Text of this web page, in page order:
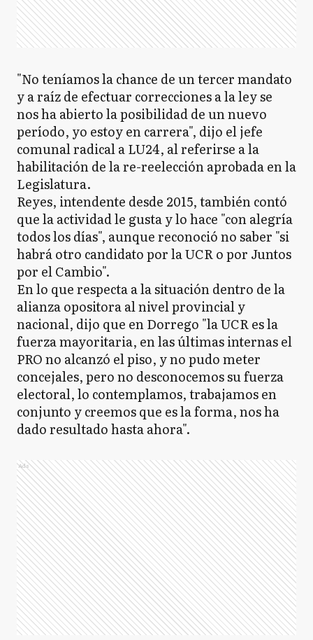
"No teníamos la chance de un tercer mandato
y a raíz de efectuar correcciones a la ley se
nos ha abierto la posibilidad de un nuevo
período, yo estoy en carrera", dijo el jefe
comunal radical a LU24, al referirse a la
habilitación de la re-reelección aprobada en la
Legislatura.
Reyes, intendente desde 2015, también contó
que la actividad le gusta y lo hace "con alegría
todos los días", aunque reconoció no saber "si
habrá otro candidato por la UCR o por Juntos
por el Cambio".
En lo que respecta a la situación dentro de la
alianza opositora al nivel provincial y
nacional, dijo que en Dorrego "la UCR es la
fuerza mayoritaria, en las últimas internas el
PRO no alcanzó el piso, y no pudo meter
concejales, pero no desconocemos su fuerza
electoral, lo contemplamos, trabajamos en
conjunto y creemos que es la forma, nos ha
dado resultado hasta ahora".
Ads